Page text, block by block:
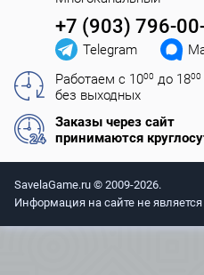
+7 (903) 796-
Telegram
Работаем с 1000 до 1800
без выходных
Заказы через сайт
принимаются
SavelaGame.ru © 2009-2026.
Информация на сайте не